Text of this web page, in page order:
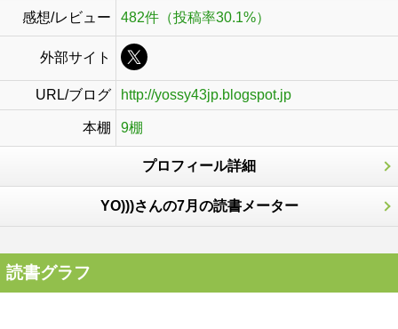
感想/レビュー 482件（投稿率30.1%）
外部サイト
URL/ブログ http://yossy43jp.blogspot.jp
本棚 9棚
プロフィール詳細
YO)))さんの7月の読書メーター
読書グラフ